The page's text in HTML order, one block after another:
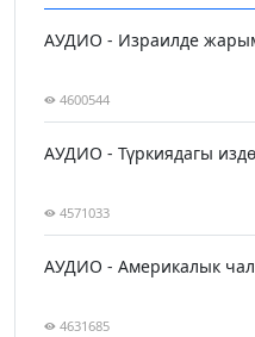
АУДИО - Израилде
4600544
АУДИО - Түркиядагы
4571033
АУДИО - Америкалык
4631685